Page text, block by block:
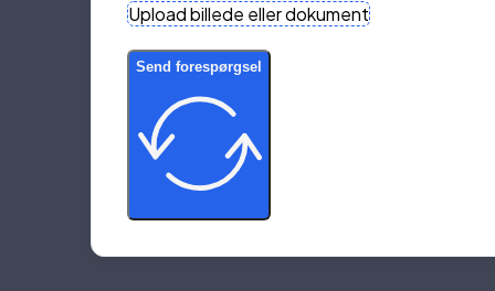
Upload billede eller dokument
Send forespørgsel